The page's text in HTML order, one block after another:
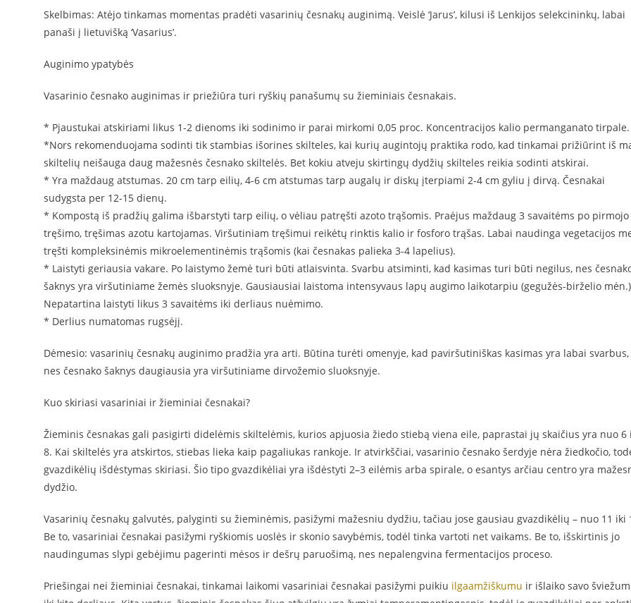
Skelbimas: Atėjo tinkamas momentas pradėti vasarinių česnakų auginimą. Veislė ‘Jarus’, kilusi iš Lenkijos selekcininkų, labai
panaši į lietuvišką ‘Vasarius’.
Auginimo ypatybės
Vasarinio česnako auginimas ir priežiūra turi ryškių panašumų su žieminiais česnakais.
* Pjaustukai atskiriami likus 1-2 dienoms iki sodinimo ir parai mirkomi 0,05 proc. Koncentracijos kalio permanganato tirpale.
*Nors rekomenduojama sodinti tik stambias išorines skilteles, kai kurių augintojų praktika rodo, kad tinkamai prižiūrint iš
skiltelių neišauga daug mažesnės česnako skiltelės. Bet kokiu atveju skirtingų dydžių skilteles reikia sodinti atskirai.
* Yra maždaug atstumas. 20 cm tarp eilių, 4-6 cm atstumas tarp augalų ir diskų įterpiami 2-4 cm gyliu į dirvą. Česnakai
sudygsta per 12-15 dienų.
* Kompostą iš pradžių galima išbarstyti tarp eilių, o vėliau patręšti azoto trąšomis. Praėjus maždaug 3 savaitėms po pirmojo
tręšimo, tręšimas azotu kartojamas. Viršutiniam tręšimui reikėtų rinktis kalio ir fosforo trąšas. Labai naudinga vegetacijos
tręšti kompleksinėmis mikroelementinėmis trąšomis (kai česnakas palieka 3-4 lapelius).
* Laistyti geriausia vakare. Po laistymo žemė turi būti atlaisvinta. Svarbu atsiminti, kad kasimas turi būti negilus, nes
šaknys yra viršutiniame žemės sluoksnyje. Gausiausiai laistoma intensyvaus lapų augimo laikotarpiu (gegužės-birželio
Nepatartina laistyti likus 3 savaitėms iki derliaus nuėmimo.
* Derlius numatomas rugsėjį.
Dėmesio: vasarinių česnakų auginimo pradžia yra arti. Būtina turėti omenyje, kad paviršutiniškas kasimas yra labai svarbus,
nes česnako šaknys daugiausia yra viršutiniame dirvožemio sluoksnyje.
Kuo skiriasi vasariniai ir žieminiai česnakai?
Žieminis česnakas gali pasigirti didelėmis skiltelėmis, kurios apjuosia žiedo stiebą viena eile, paprastai jų skaičius yra nuo 6
8. Kai skiltelės yra atskirtos, stiebas lieka kaip pagaliukas rankoje. Ir atvirkščiai, vasarinio česnako šerdyje nėra žiedkočio,
gvazdikėlių išdėstymas skiriasi. Šio tipo gvazdikėliai yra išdėstyti 2–3 eilėmis arba spirale, o esantys arčiau centro yra
dydžio.
Vasarinių česnakų galvutės, palyginti su žieminėmis, pasižymi mažesniu dydžiu, tačiau jose gausiau gvazdikėlių – nuo ​​11 iki
Be to, vasariniai česnakai pasižymi ryškiomis uoslės ir skonio savybėmis, todėl tinka vartoti net vaikams. Be to, išskirtinis jo
naudingumas slypi gebėjimu pagerinti mėsos ir dešrų paruošimą, nes nepalengvina fermentacijos proceso.
Priešingai nei žieminiai česnakai, tinkamai laikomi vasariniai česnakai pasižymi puikiu ilgaamžiškumu ir išlaiko savo